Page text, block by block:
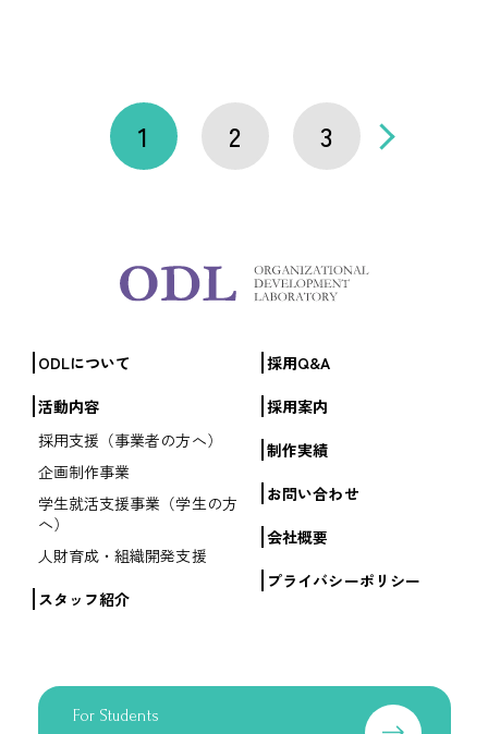
1 2 3
ODLについて
活動内容
採用支援（事業者の方へ）
企画制作事業
学生就活支援事業（学生の方
へ）
人財育成・組織開発支援
スタッフ紹介
採用Q&A
採用案内
制作実績
お問い合わせ
会社概要
プライバシーポリシー
For Students